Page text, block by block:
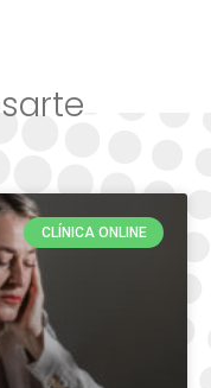
CLÍNICA ONLINE